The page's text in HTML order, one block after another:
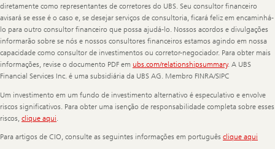
diretamente como representantes de corretores do UBS. Seu consultor financeiro
avisará se esse é o caso e, se desejar serviços de consultoria, ficará feliz em encaminhá-
lo para outro consultor financeiro que possa ajudá-lo. Nossos acordos e divulgações
informarão sobre se nós e nossos consultores financeiros estamos agindo em nossa
capacidade como consultor de investimentos ou corretor-negociador. Para obter mais
informações, revise o documento PDF em ubs.com/relationshipsummary. A UBS
Financial Services Inc. é uma subsidiária da UBS AG. Membro FINRA/SIPC
Um investimento em um fundo de investimento alternativo é especulativo e envolve
riscos significativos. Para obter uma isenção de responsabilidade completa sobre esses
riscos, clique aqui
Para artigos de CIO, consulte as seguintes informações em português clique aqui